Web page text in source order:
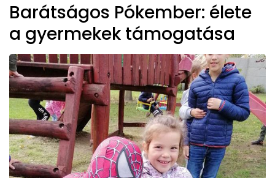
Barátságos Pókember: élete
a gyermekek támogatása